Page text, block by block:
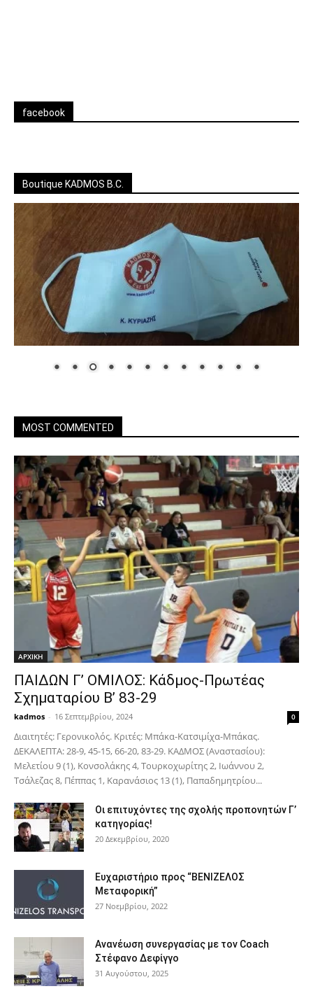
facebook
Boutique KADMOS B.C.
MOST COMMENTED
ΑΡΧΙΚΗ
ΠΑΙΔΩΝ Γ’ ΟΜΙΛΟΣ: Κάδμος-Πρωτέας
Σχηματαρίου Β’ 83-29
kadmos - 16 Σεπτεμβρίου, 2024 0
Διαιτητές: Γερονικολός. Κριτές: Μπάκα-Κατσιμίχα-Μπάκας.
ΔΕΚΑΛΕΠΤΑ: 28-9, 45-15, 66-20, 83-29. ΚΑΔΜΟΣ (Αναστασίου):
Μελετίου 9 (1), Κονσολάκης 4, Τουρκοχωρίτης 2, Ιωάννου 2,
Τσάλεζας 8, Πέππας 1, Καρανάσιος 13 (1), Παπαδημητρίου...
Οι επιτυχόντες της σχολής προπονητών Γ’
κατηγορίας!
20 Δεκεμβρίου, 2020
Ευχαριστήριο προς “ΒΕΝΙΖΕΛΟΣ
Μεταφορική”
27 Νοεμβρίου, 2022
Ανανέωση συνεργασίας με τον Coach
Στέφανο Δεφίγγο
31 Αυγούστου, 2025